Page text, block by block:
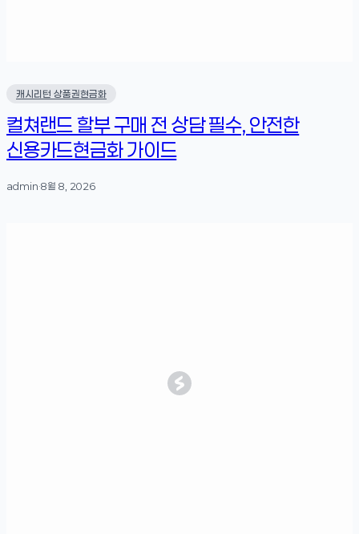
캐시리턴 상품권현금화
컬쳐랜드 할부 구매 전 상담 필수, 안전한
신용카드현금화 가이드
admin·8월 8, 2026